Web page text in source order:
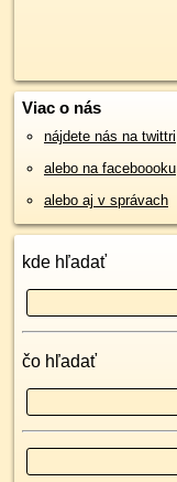
Viac o nás
nájdete nás na twittri
alebo na faceboooku
alebo aj v správach
kde hľadať
čo hľadať